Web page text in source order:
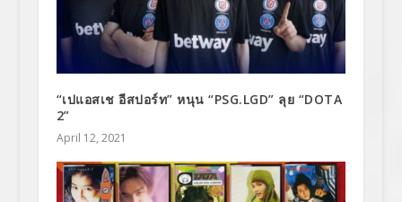
“เปแอสเช อีสปอร์ท” หนุน “PSG.LGD” ลุย “DOTA
2”
April 12, 2021